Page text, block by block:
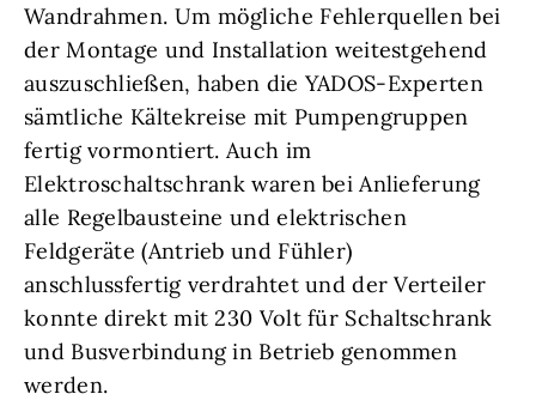
Wandrahmen. Um mögliche Fehlerquellen bei
der Montage und Installation weitestgehend
auszuschließen, haben die YADOS-Experten
sämtliche Kältekreise mit Pumpengruppen
fertig vormontiert. Auch im
Elektroschaltschrank waren bei Anlieferung
alle Regelbausteine und elektrischen
Feldgeräte (Antrieb und Fühler)
anschlussfertig verdrahtet und der Verteiler
konnte direkt mit 230 Volt für Schaltschrank
und Busverbindung in Betrieb genommen
werden.